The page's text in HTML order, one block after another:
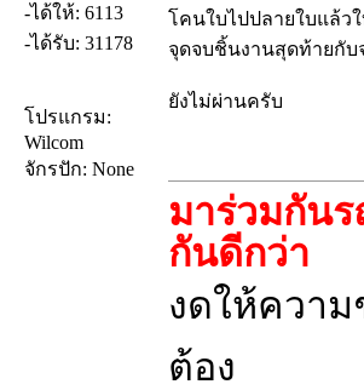
-ได้ให้: 6113
-ได้รับ: 31178
โปรแกรม:
Wilcom
จักรปัก: None
โคนใบไปปลายใบแล้ว
จุดจบชิ้นงานสุดท้ายกับ
ยังไม่ผ่านครับ
มาร่วมกัน
กันดีกว่า
งดให้ควา
ต้อง